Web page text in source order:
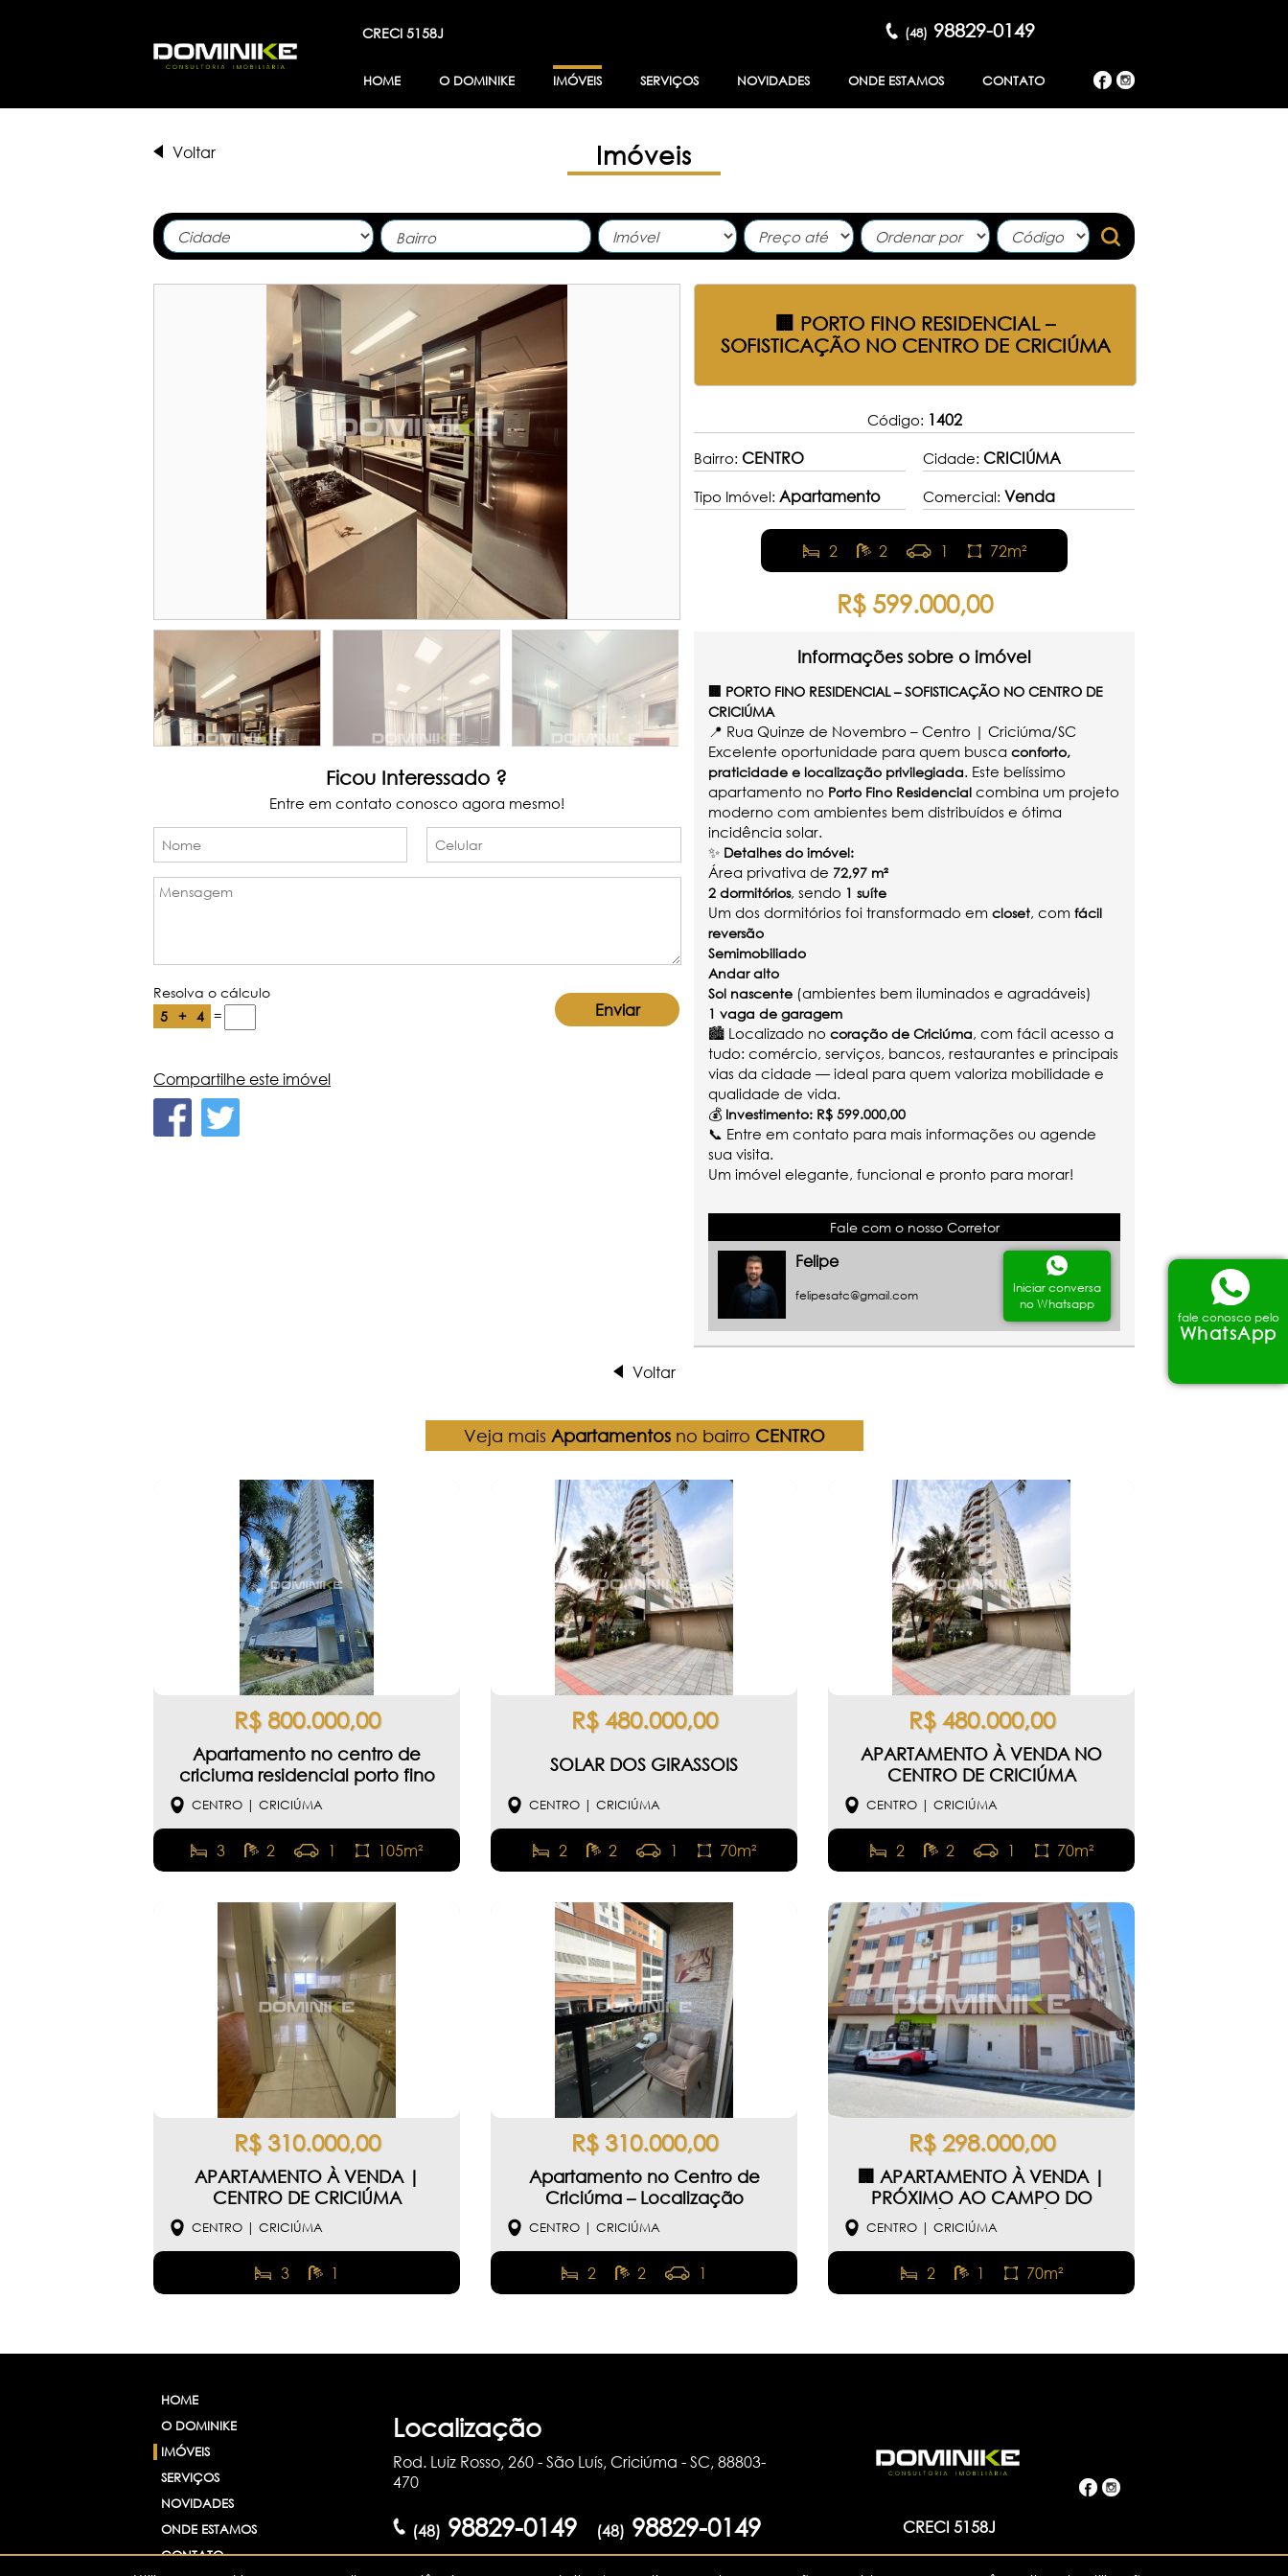
fale conosco pelo
WhatsApp
(48) 98829-0149
CRECI 5158J
HOME O DOMINIKE IMÓVEIS SERVIÇOS NOVIDADES ONDE ESTAMOS CONTATO
Voltar Imóveis
🏢 PORTO FINO RESIDENCIAL –
SOFISTICAÇÃO NO CENTRO DE CRICIÚMA
Código: 1402
Cidade:CRICIÚMA
Bairro: CENTRO
Comercial:Venda
Tipo Imóvel: Apartamento
2 2 1 72m²
R$ 599.000,00
Ficou Interessado ?
Entre em contato conosco agora mesmo!
Resolva o cálculo
5 + 4 =
Compartilhe este imóvel
Informações sobre o imóvel
🏢 PORTO FINO RESIDENCIAL – SOFISTICAÇÃO NO CENTRO DE
CRICIÚMA
📍 Rua Quinze de Novembro – Centro | Criciúma/SC
Excelente oportunidade para quem busca conforto,
praticidade e localização privilegiada. Este belíssimo
apartamento no Porto Fino Residencial combina um projeto
moderno com ambientes bem distribuídos e ótima
incidência solar.
✨ Detalhes do imóvel:
Área privativa de 72,97 m²
2 dormitórios, sendo 1 suíte
Um dos dormitórios foi transformado em closet, com fácil
reversão
Semimobiliado
Andar alto
Sol nascente (ambientes bem iluminados e agradáveis)
1 vaga de garagem
🏙️ Localizado no coração de Criciúma, com fácil acesso a
tudo: comércio, serviços, bancos, restaurantes e principais
vias da cidade — ideal para quem valoriza mobilidade e
qualidade de vida.
💰 Investimento: R$ 599.000,00
📞 Entre em contato para mais informações ou agende
sua visita.
Um imóvel elegante, funcional e pronto para morar!
Fale com o nosso Corretor
Felipe
felipesatc@gmail.com
Iniciar conversa
no Whatsapp
Voltar
Veja mais Apartamentosno bairro CENTRO
R$ 800.000,00
Apartamento no centro de
criciuma residencial porto fino
CENTRO | CRICIÚMA
3 2 1 105m²
R$ 480.000,00
SOLAR DOS GIRASSOIS
CENTRO | CRICIÚMA
2 2 1 70m²
R$ 480.000,00
APARTAMENTO À VENDA NO
CENTRO DE CRICIÚMA
CENTRO | CRICIÚMA
2 2 1 70m²
R$ 310.000,00
APARTAMENTO À VENDA |
CENTRO DE CRICIÚMA
CENTRO | CRICIÚMA
3 1
R$ 310.000,00
Apartamento no Centro de
Criciúma – Localização
Privilegiada!
CENTRO | CRICIÚMA
2 2 1
R$ 298.000,00
🏢 APARTAMENTO À VENDA |
PRÓXIMO AO CAMPO DO
CRICIÚMA – CRICIÚMA
CENTRO | CRICIÚMA
2 1 70m²
HOME
O DOMINIKE
IMÓVEIS
SERVIÇOS
NOVIDADES
ONDE ESTAMOS
CONTATO
Localização
Rod. Luiz Rosso, 260 - São Luís, Criciúma - SC, 88803-
470
(48) 98829-0149 (48) 98829-0149 CRECI 5158J